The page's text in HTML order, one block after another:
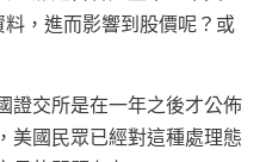
，進而影響到股價呢？或
證交所是在一年之後才公佈
美國民眾已經對這種處理態